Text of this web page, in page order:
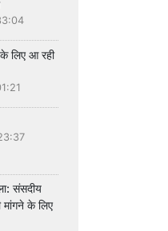
लिए आ रही
संसदीय
मांगने के लिए